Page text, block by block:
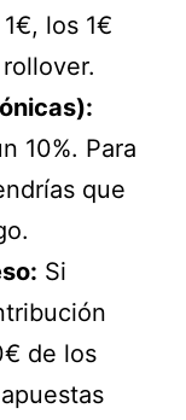
los 1€
10%. Para
que
Si
de los